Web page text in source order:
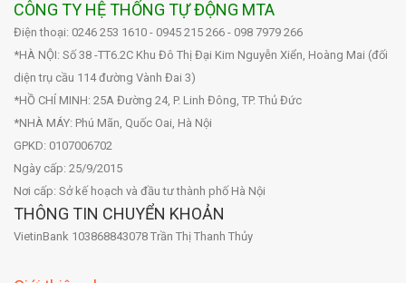
CÔNG TY HỆ THỐNG TỰ ĐỘNG MTA
Điện thoại: 0246 253 1610 - 0945 215 266 - 098 7979 266
*HÀ NỘI: Số 38 -TT6.2C Khu Đô Thị Đại Kim Nguyễn Xiển, Hoàng Mai (đối
diện trụ cầu 114 đường Vành Đai 3)
*HỒ CHÍ MINH: 25A Đường 24, P. Linh Đông, TP. Thủ Đức
*NHÀ MÁY: Phú Mãn, Quốc Oai, Hà Nội
GPKD: 0107006702
Ngày cấp: 25/9/2015
Nơi cấp: Sở kế hoạch và đầu tư thành phố Hà Nội
THÔNG TIN CHUYỂN KHOẢN
VietinBank 103868843078 Trần Thị Thanh Thủy